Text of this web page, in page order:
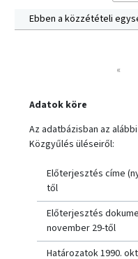
Ebben a közzétételi
«
Adatok köre
Az adatbázisban az
Közgyűlés üléseiről:
Előterjesztés címe
től
Előterjesztés
november 29-től
Határozatok 1990.